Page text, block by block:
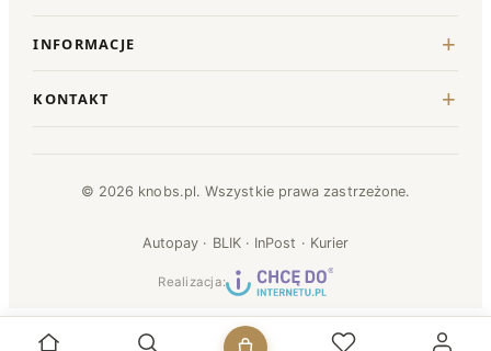
INFORMACJE
KONTAKT
© 2026 knobs.pl. Wszystkie prawa zastrzeżone.
Autopay · BLIK · InPost · Kurier
Realizacja: